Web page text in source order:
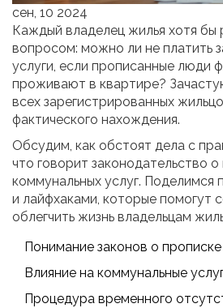
сен, 10 2024
Каждый владелец жилья хотя бы
вопросом: можно ли не платить
услуги, если прописанные люди
проживают в квартире?
всех зарегистрированных
фактического нахождения.
Обсудим, как обстоят дела с
что говорит законодательство
коммунальных услуг. Поделимся
и лайфхаками, которые помогут
облегчить жизнь владельцам
Понимание законов о прописке
Влияние на коммунальные
Процедура временного